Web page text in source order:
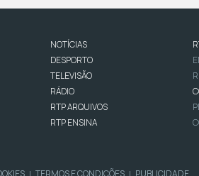
NOTÍCIAS
DESPORTO
TELEVISÃO
RÁDIO
RTP ARQUIVOS
RTP ENSINA
| TERMOS E CONDIÇÕES | PUBLICIDADE